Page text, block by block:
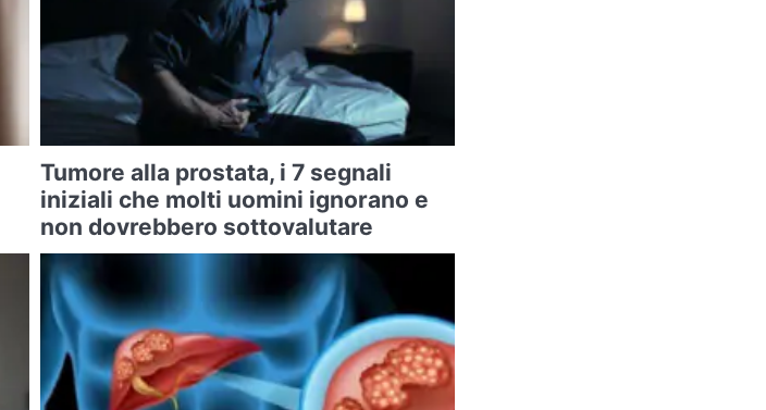
Tumore alla prostata, i 7 segnali
iniziali che molti uomini ignorano e
non dovrebbero sottovalutare